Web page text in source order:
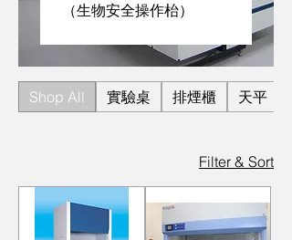
（生物安全操作枱）
Shop All 實驗桌 排煙櫃 天平
Filter & Sort